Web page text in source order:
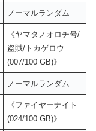
ノーマルランダム
《ヤマタノオロチ号/
盗賊/トカゲロウ
(007/100 GB)》
ノーマルランダム
《ファイヤーナイト
(024/100 GB)》